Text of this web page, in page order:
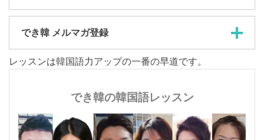
でき韓 LINE友だち追加
でき韓 メルマガ登録
でき韓の韓国語レッスン